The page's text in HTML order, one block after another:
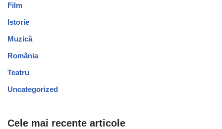
Film
Istorie
Muzică
România
Teatru
Uncategorized
Cele mai recente articole